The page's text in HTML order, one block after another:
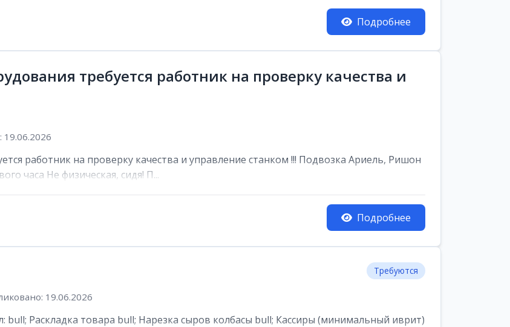
Подробнее
требуется работник на проверку качества и
работник на проверку качества и управление станком !!! Подвозка Ариель, Ришон
часа Не физическая, сидя! П...
Подробнее
Требуются
19.06.2026
bull; Раскладка товара bull; Нарезка сыров колбасы bull; Кассиры (минимальный иврит)